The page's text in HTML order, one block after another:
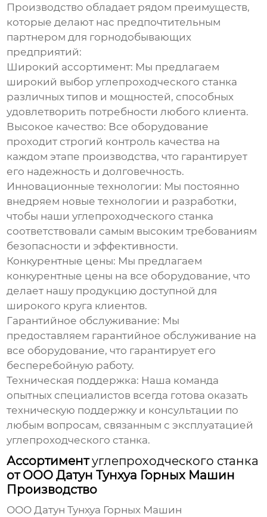
Производство обладает рядом преимуществ,
которые делают нас предпочтительным
партнером для горнодобывающих
предприятий:
Широкий ассортимент: Мы предлагаем
широкий выборуглепроходческого станка
различных типов и мощностей, способных
удовлетворить потребности любого клиента.
Высокое качество: Все оборудование
проходит строгий контроль качества на
каждом этапе производства, что гарантирует
его надежность и долговечность.
Инновационные технологии: Мы постоянно
внедряем новые технологии и разработки,
чтобы нашиуглепроходческого станка
соответствовали самым высоким требованиям
безопасности и эффективности.
Конкурентные цены: Мы предлагаем
конкурентные цены на все оборудование, что
делает нашу продукцию доступной для
широкого круга клиентов.
Гарантийное обслуживание: Мы
предоставляем гарантийное обслуживание на
все оборудование, что гарантирует его
бесперебойную работу.
Техническая поддержка: Наша команда
опытных специалистов всегда готова оказать
техническую поддержку и консультации по
любым вопросам, связанным с эксплуатацией
углепроходческого станка.
Ассортиментуглепроходческого станка
от ООО Датун Тунхуа Горных Машин
Производство
ООО Датун Тунхуа Горных Машин